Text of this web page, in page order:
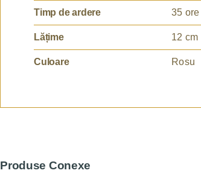
Timp de ardere 35 ore
Lățime 12 cm
Culoare Rosu
Produse Conexe